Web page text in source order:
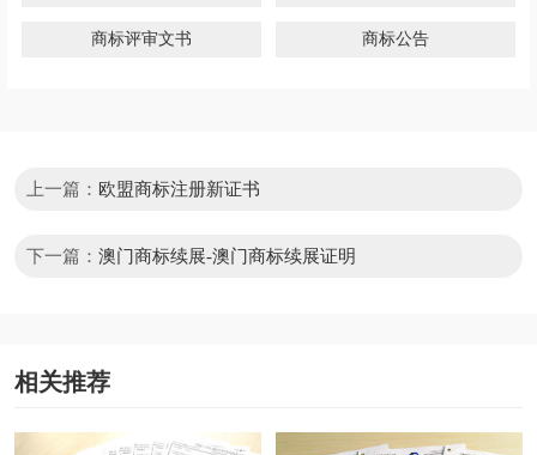
商标评审文书 商标公告
上一篇： 欧盟商标注册新证书
下一篇： 澳门商标续展-澳门商标续展证明
相关推荐